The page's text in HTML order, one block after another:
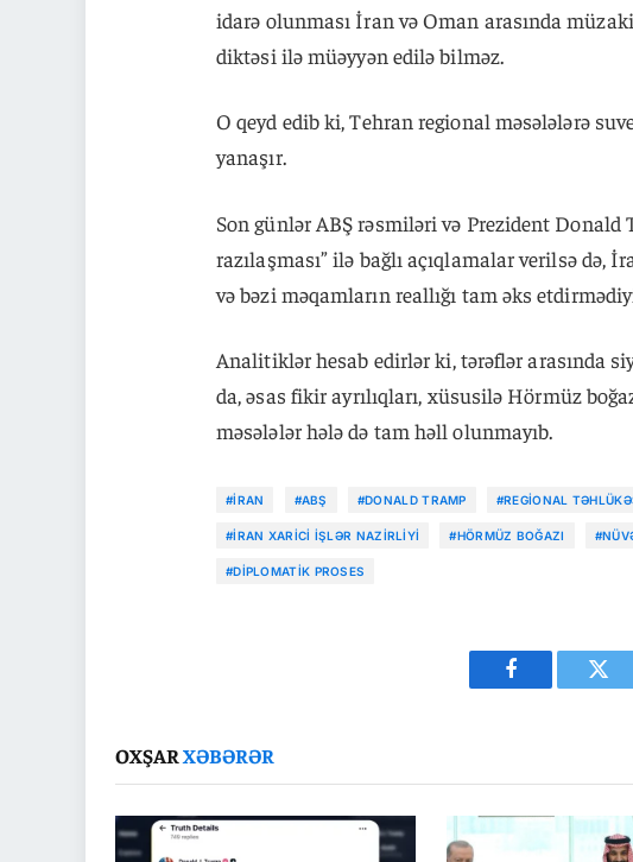
idarə olunması İran və Oman arasında
diktəsi ilə müəyyən edilə bilməz.
O qeyd edib ki, Tehran regional məsələlərə
yanaşır.
Son günlər ABŞ rəsmiləri və Prezident
razılaşması” ilə bağlı açıqlamalar verilsə də,
və bəzi məqamların reallığı tam əks
Analitiklər hesab edirlər ki, tərəflər arasında
da, əsas fikir ayrılıqları, xüsusilə Hörmüz
məsələlər hələ də tam həll olunmayıb.
#İRAN #ABŞ #DONALD TRAMP #REGIONAL
#İRAN XARICI İŞLƏR NAZIRLIYI #HÖRMÜZ BOĞAZI
#DIPLOMATIK PROSES
Facebook
OXŞARXƏBƏRƏR